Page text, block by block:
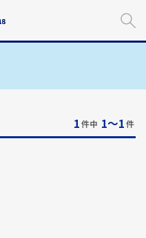
1件中 1〜1件